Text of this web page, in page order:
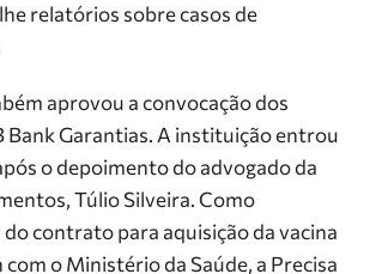
relatórios sobre casos de
aprovou a convocação dos
Bank Garantias. A instituição entrou
o depoimento do advogado da
Túlio Silveira. Como
contrato para aquisição da vacina
o Ministério da Saúde, a Precisa